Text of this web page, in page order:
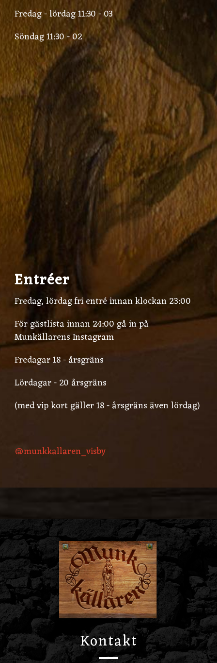
Fredag - lördag 11:30 - 03
Söndag 11:30 - 02
Entréer
Fredag, lördag fri entré innan klockan 23:00
För gästlista innan 24:00 gå in på
Munkällarens Instagram
Fredagar 18 - årsgräns
Lördagar - 20 årsgräns
(med vip kort gäller 18 - årsgräns även lördag)
@munkkallaren_visby
Kontakt